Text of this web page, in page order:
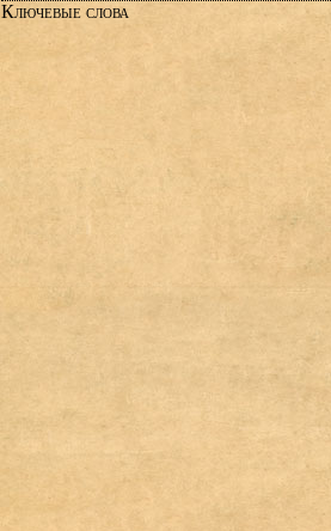
Ключевые слова